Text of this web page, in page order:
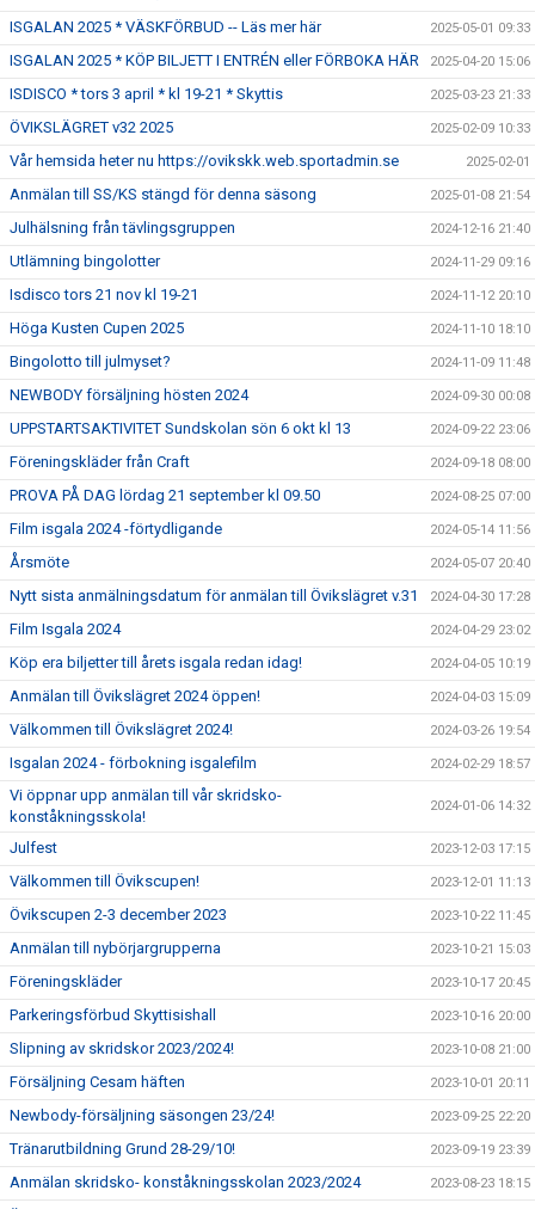
ISGALAN 2025 * VÄSKFÖRBUD -- Läs mer här 2025-05-01 09:33
ISGALAN 2025 * KÖP BILJETT I ENTRÉN eller FÖRBOKA HÄR 2025-04-20 15:06
ISDISCO * tors 3 april * kl 19-21 * Skyttis 2025-03-23 21:33
ÖVIKSLÄGRET v32 2025 2025-02-09 10:33
Vår hemsida heter nu https://ovikskk.web.sportadmin.se 2025-02-01
Anmälan till SS/KS stängd för denna säsong 2025-01-08 21:54
Julhälsning från tävlingsgruppen 2024-12-16 21:40
Utlämning bingolotter 2024-11-29 09:16
Isdisco tors 21 nov kl 19-21 2024-11-12 20:10
Höga Kusten Cupen 2025 2024-11-10 18:10
Bingolotto till julmyset? 2024-11-09 11:48
NEWBODY försäljning hösten 2024 2024-09-30 00:08
UPPSTARTSAKTIVITET Sundskolan sön 6 okt kl 13 2024-09-22 23:06
Föreningskläder från Craft 2024-09-18 08:00
PROVA PÅ DAG lördag 21 september kl 09.50 2024-08-25 07:00
Film isgala 2024 -förtydligande 2024-05-14 11:56
Årsmöte 2024-05-07 20:40
Nytt sista anmälningsdatum för anmälan till Övikslägret v.31 2024-04-30 17:28
Film Isgala 2024 2024-04-29 23:02
Köp era biljetter till årets isgala redan idag! 2024-04-05 10:19
Anmälan till Övikslägret 2024 öppen! 2024-04-03 15:09
Välkommen till Övikslägret 2024! 2024-03-26 19:54
Isgalan 2024 - förbokning isgalefilm 2024-02-29 18:57
Vi öppnar upp anmälan till vår skridsko-
konståkningsskola!
2024-01-06 14:32
Julfest 2023-12-03 17:15
Välkommen till Övikscupen! 2023-12-01 11:13
Övikscupen 2-3 december 2023 2023-10-22 11:45
Anmälan till nybörjargrupperna 2023-10-21 15:03
Föreningskläder 2023-10-17 20:45
Parkeringsförbud Skyttisishall 2023-10-16 20:00
Slipning av skridskor 2023/2024! 2023-10-08 21:00
Försäljning Cesam häften 2023-10-01 20:11
Newbody-försäljning säsongen 23/24! 2023-09-25 22:20
Tränarutbildning Grund 28-29/10! 2023-09-19 23:39
Anmälan skridsko- konståkningsskolan 2023/2024 2023-08-23 18:15